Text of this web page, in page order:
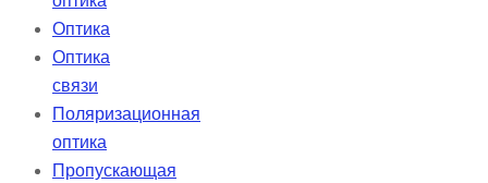
Оптика
Оптика
связи
Поляризационная
оптика
Пропускающая